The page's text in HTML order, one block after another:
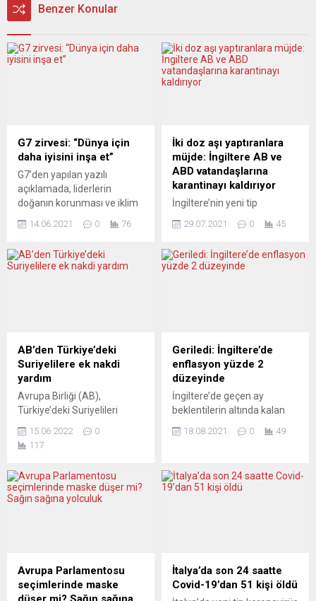
Benzer Konular
G7 zirvesi: “Dünya için
daha iyisini inşa et”
G7’den yapılan yazılı
açıklamada, liderlerin
doğanın korunması ve iklim
amacıyla gelişmekte olan
projelerinin dönüşümü için
“Dünya için daha iyisini inşa
finansmanını artırma
taahhüdünde bulunurken,
küresel yeşil ekonomik
büyümeyi desteklemek için
altyapı yatırımları alanında...
14.06.2021 0 76
İki doz aşı yaptıranlara
müjde: İngiltere AB ve
ABD vatandaşlarına
karantinayı kaldırıyor
İngiltere’nin yeni tip
dozunu yaptıran Avrupa
vatandaşlarına karantina
zorunluluğunu kaldıracağı
aldığı “Covid-19 Operasyon
Komitesi” uluslararası
seyahat kısıtlamalarının
hafifletilmesini görüştü.
Toplantıda alınan karara
göre, iki doz aşısını yaptırmış
AB ve ABD vatandaşları...
29.07.2021 0 45
AB’den Türkiye’deki
Suriyelilere ek nakdi
yardım
Avrupa Birliği (AB),
Türkiye’deki Suriyelileri
nakdi yardım programına 50
milyon avro ilave fon
yapılan yazılı açıklamada,
yardımın uzmanlaşmış
alınmasına yardımcı olacağı
duyuruldu. Yardımın şu anda
Türkiye’de 1,5 milyondan
15.06.2022
0
117
Geriledi: İngiltere’de
enflasyon yüzde 2
düzeyinde
İngiltere’de geçen ay
beklentilerin altında kalan
(TÜFE), İngiltere Merkez
gerçekleşti. İngiliz Ulusal
İstatistik Ofisi (ONS)
İngiltere’de TÜFE haziranda
yüzde 2,5 artmıştı. BoE
18.08.2021 0 49
Avrupa Parlamentosu
seçimlerinde maske
İtalya’da son 24 saatte
Covid-19’dan 51 kişi öldü